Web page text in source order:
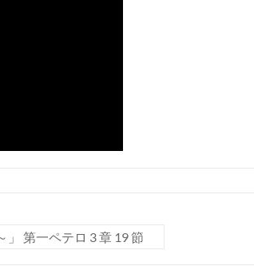
第一ペテロ 3 章 19 節